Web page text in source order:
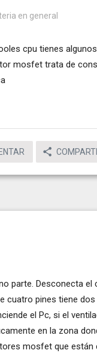
en general
cpu tienes
mosfet trata de
parte. Desconecta
cuatro pines tiene
el Pc, si el
en la zona
mosfet que